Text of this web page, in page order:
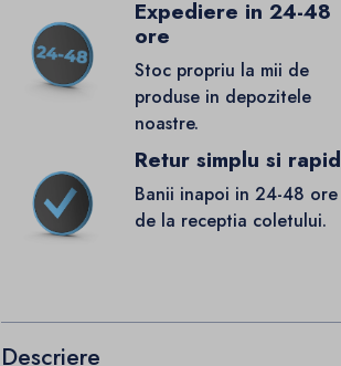
Expediere in 24-48
ore
Stoc propriu la mii de
produse in depozitele
noastre.
Retur simplu si rapid
Banii inapoi in 24-48 ore
de la receptia coletului.
Descriere